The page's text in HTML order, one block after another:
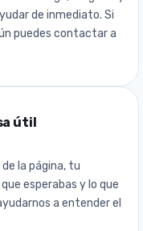
de inmediato. Si
puedes contactar a
útil
la página, tu
esperabas y lo que
a entender el